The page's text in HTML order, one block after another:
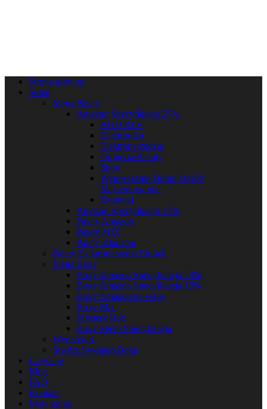
Strona główna
Sklep
Mega Palety
Amazon Specyfikacja 25%
AGD RTV
Elektronika
Elektronarzędzia
Drogeria/Beauty
Sport
Wyposażenie Domu Ogród
Majsterkowanie
Zabawki
Amazon Specyfikacja 15%
Palety Amazon
Palety MIX
Palety Klarstein
Palety Elektronarzędzi Einhell
Mega Boxy
Boxy Amazon Specyfikacja 25%
Boxy Amazon Specyfikacja 15%
Boxy Amazon na wagę
Boxy Mix
Mystery Box
Boxy Shein Specyfikacja
Wyprzedaż
Stwórz Swojego Boxa
Licytacje
Blog
FAQ
Kontakt
Moje konto